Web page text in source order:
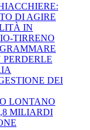
DI AGIRE
IN
TIRRENO
DEI
LONTANO
MILIARDI